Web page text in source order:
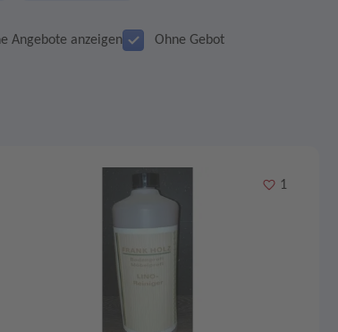
Angebote anzeigen Ohne Gebot
Merken
1